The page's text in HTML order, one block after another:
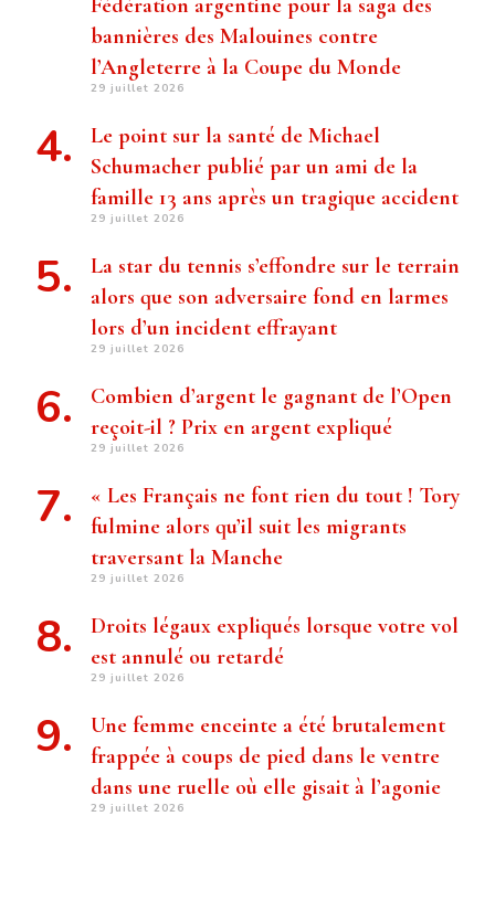
bannières des Malouines contre
l’Angleterre à la Coupe du Monde
29 juillet 2026
Le point sur la santé de Michael
Schumacher publié par un ami de la
famille 13 ans après un tragique accident
29 juillet 2026
La star du tennis s’effondre sur le terrain
alors que son adversaire fond en larmes
lors d’un incident effrayant
29 juillet 2026
Combien d’argent le gagnant de l’Open
reçoit-il ? Prix ​​en argent expliqué
29 juillet 2026
« Les Français ne font rien du tout ! Tory
fulmine alors qu’il suit les migrants
traversant la Manche
29 juillet 2026
Droits légaux expliqués lorsque votre vol
est annulé ou retardé
29 juillet 2026
Une femme enceinte a été brutalement
frappée à coups de pied dans le ventre
dans une ruelle où elle gisait à l’agonie
29 juillet 2026